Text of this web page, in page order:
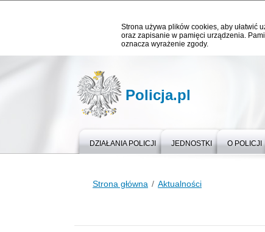
Strona używa plików cookies, aby ułatwić
oraz zapisanie w pamięci urządzenia.
oznacza wyrażenie zgody.
Policja.pl
DZIAŁANIA POLICJI JEDNOSTKI O POLICJI
Strona główna Aktualności